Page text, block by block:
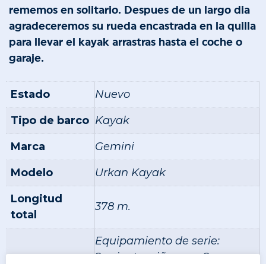
rememos en solitario. Despues de un largo dia
agradeceremos su rueda encastrada en la quilla
para llevar el kayak arrastras hasta el coche o
garaje.
Estado
Nuevo
Tipo de barco Kayak
Marca
Gemini
Modelo
Urkan Kayak
Longitud
total
378 m.
Equipamiento de serie:
2 asientos riñonera. 2